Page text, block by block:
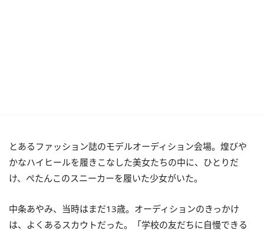
とあるファッション誌のモデルオーディション会場。煌びや
かなハイヒールを履きこなした美女たちの中に、ひとりだ
け、ぺたんこのスニーカーを履いた少女がいた。
中条あやみ、当時はまだ13歳。オーディションのきっかけ
は、よくあるスカウトだった。「学校の友だちに自慢できる